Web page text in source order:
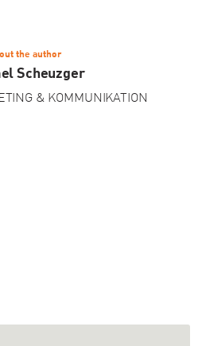
the author
Scheuzger
& KOMMUNIKATION